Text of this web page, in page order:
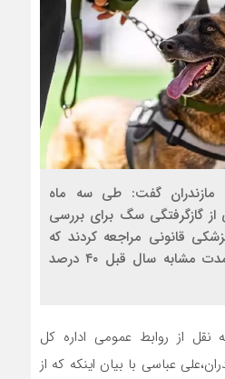
مازندران گفت: طی سه ماه
ناشی از گازگرفتگی سگ برای بررسی
قانونی مراجعه کردند که
این رقم در مقایسه با مدت مشابه سال قبل ۴۰ درصد
از روابط عمومی اداره کل
عباسی با بیان اینکه که از